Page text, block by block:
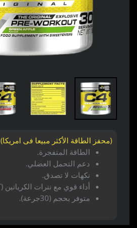
(محفز الطاقة الأكثر مبيعا فى امريكا)
الطاقة المتفجرة.
دعم التحمل العضلي.
نكهات لا تصدق.
أداء قوي مع نترات الكرياتين (NO3-T).
متوفر بحجم (30جرعة).